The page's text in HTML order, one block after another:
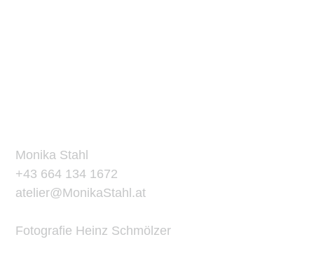
Monika Stahl
+43 664 134 1672
atelier@MonikaStahl.at
Fotografie Heinz Schmölzer